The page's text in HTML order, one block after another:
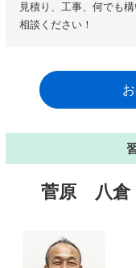
見積り、工事、何でも
相談ください！
菅原 八倉